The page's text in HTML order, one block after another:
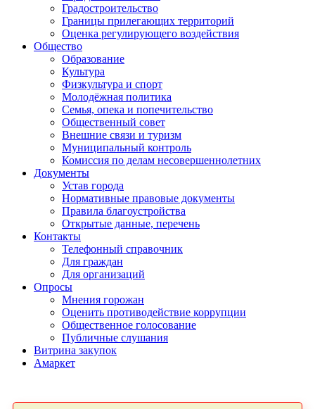
Градостроительство
Границы прилегающих территорий
Оценка регулирующего воздействия
Общество
Образование
Культура
Физкультура и спорт
Молодёжная политика
Семья, опека и попечительство
Общественный совет
Внешние связи и туризм
Муниципальный контроль
Комиссия по делам несовершеннолетних
Документы
Устав города
Нормативные правовые документы
Правила благоустройства
Открытые данные, перечень
Контакты
Телефонный справочник
Для граждан
Для организаций
Опросы
Мнения горожан
Оценить противодействие коррупции
Общественное голосование
Публичные слушания
Витрина закупок
Амаркет